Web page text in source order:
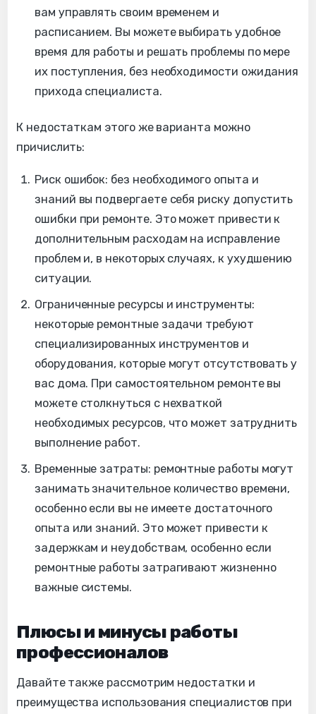
вам управлять своим временем и
расписанием. Вы можете выбирать удобное
время для работы и решать проблемы по мере
их поступления, без необходимости ожидания
прихода специалиста.
К недостаткам этого же варианта можно
причислить:
Риск ошибок: без необходимого опыта и
знаний вы подвергаете себя риску допустить
ошибки при ремонте. Это может привести к
дополнительным расходам на исправление
проблем и, в некоторых случаях, к ухудшению
ситуации.
Ограниченные ресурсы и инструменты:
некоторые ремонтные задачи требуют
специализированных инструментов и
оборудования, которые могут отсутствовать у
вас дома. При самостоятельном ремонте вы
можете столкнуться с нехваткой
необходимых ресурсов, что может затруднить
выполнение работ.
Временные затраты: ремонтные работы могут
занимать значительное количество времени,
особенно если вы не имеете достаточного
опыта или знаний. Это может привести к
задержкам и неудобствам, особенно если
ремонтные работы затрагивают жизненно
важные системы.
Плюсы и минусы работы
профессионалов
Давайте также рассмотрим недостатки и
преимущества использования специалистов при